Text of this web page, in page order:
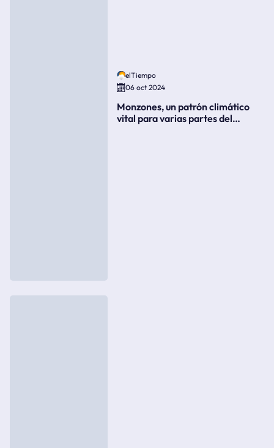
elTiempo
06 oct 2024
Monzones, un patrón climático
vital para varias partes del